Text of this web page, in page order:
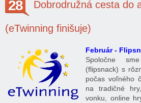
28 Dobrodružná cesta do
(eTwinning finišuje)
Február -
Spoločne
(flipsnack) s
počas voľného
na tradičné
vonku, online